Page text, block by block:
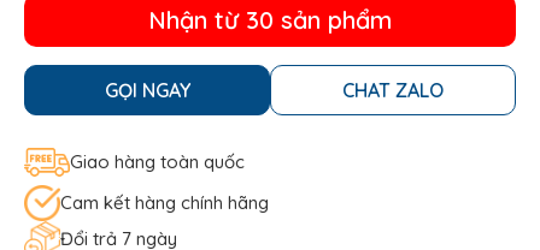
Nhận từ 30 sản phẩm
GỌI NGAY CHAT ZALO
Giao hàng toàn quốc
Cam kết hàng chính hãng
Đổi trả 7 ngày